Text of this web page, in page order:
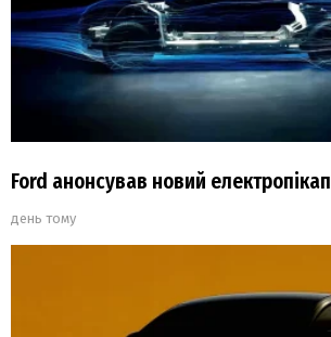
Ford анонсував новий
день тому